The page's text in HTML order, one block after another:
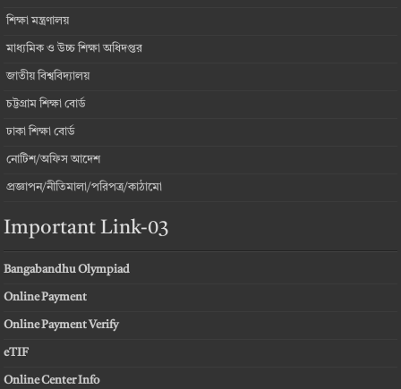
শিক্ষা মন্ত্রণালয়
মাধ্যমিক ও উচ্চ শিক্ষা অধিদপ্তর
জাতীয় বিশ্ববিদ্যালয়
চট্টগ্রাম শিক্ষা বোর্ড
ঢাকা শিক্ষা বোর্ড
নোটিশ/অফিস আদেশ
প্রজ্ঞাপন/নীতিমালা/পরিপত্র/কাঠামো
Important Link-03
Bangabandhu Olympiad
Online Payment
Online Payment Verify
eTIF
Online Center Info